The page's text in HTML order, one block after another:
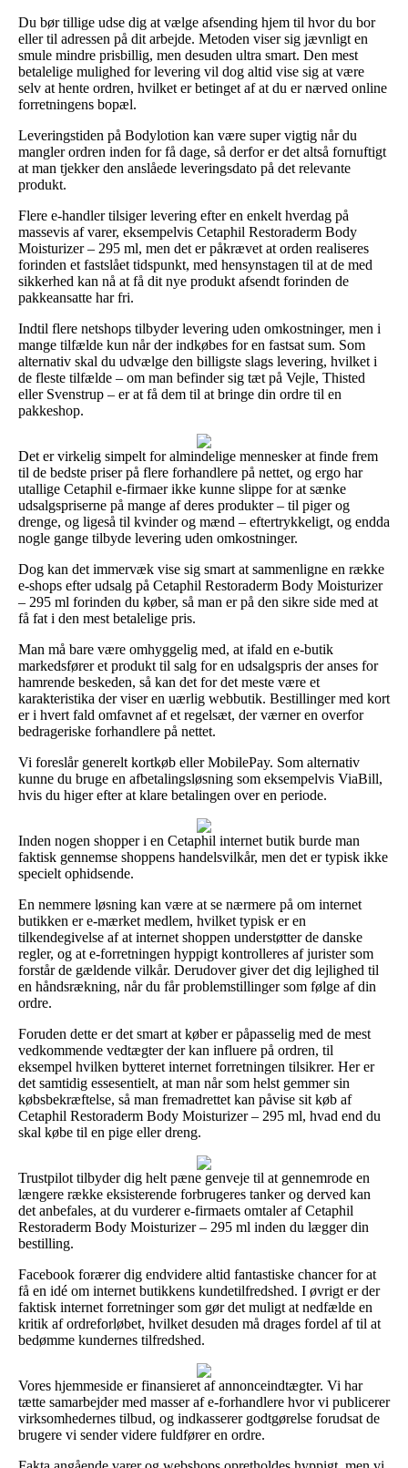
Du bør tillige udse dig at vælge afsending hjem til hvor du bor
eller til adressen på dit arbejde. Metoden viser sig jævnligt en
smule mindre prisbillig, men desuden ultra smart. Den mest
betalelige mulighed for levering vil dog altid vise sig at være
selv at hente ordren, hvilket er betinget af at du er nærved online
forretningens bopæl.
Leveringstiden på Bodylotion kan være super vigtig når du
mangler ordren inden for få dage, så derfor er det altså fornuftigt
at man tjekker den anslåede leveringsdato på det relevante
produkt.
Flere e-handler tilsiger levering efter en enkelt hverdag på
massevis af varer, eksempelvis Cetaphil Restoraderm Body
Moisturizer – 295 ml, men det er påkrævet at orden realiseres
forinden et fastslået tidspunkt, med hensynstagen til at de med
sikkerhed kan nå at få dit nye produkt afsendt forinden de
pakkeansatte har fri.
Indtil flere netshops tilbyder levering uden omkostninger, men i
mange tilfælde kun når der indkøbes for en fastsat sum. Som
alternativ skal du udvælge den billigste slags levering, hvilket i
de fleste tilfælde – om man befinder sig tæt på Vejle, Thisted
eller Svenstrup – er at få dem til at bringe din ordre til en
pakkeshop.
Det er virkelig simpelt for almindelige mennesker at finde frem
til de bedste priser på flere forhandlere på nettet, og ergo har
utallige Cetaphil e-firmaer ikke kunne slippe for at sænke
udsalgspriserne på mange af deres produkter – til piger og
drenge, og ligeså til kvinder og mænd – eftertrykkeligt, og endda
nogle gange tilbyde levering uden omkostninger.
Dog kan det immervæk vise sig smart at sammenligne en række
e-shops efter udsalg på Cetaphil Restoraderm Body Moisturizer
– 295 ml forinden du køber, så man er på den sikre side med at
få fat i den mest betalelige pris.
Man må bare være omhyggelig med, at ifald en e-butik
markedsfører et produkt til salg for en udsalgspris der anses for
hamrende beskeden, så kan det for det meste være et
karakteristika der viser en uærlig webbutik. Bestillinger med kort
er i hvert fald omfavnet af et regelsæt, der værner en overfor
bedrageriske forhandlere på nettet.
Vi foreslår generelt kortkøb eller MobilePay. Som alternativ
kunne du bruge en afbetalingsløsning som eksempelvis ViaBill,
hvis du higer efter at klare betalingen over en periode.
Inden nogen shopper i en Cetaphil internet butik burde man
faktisk gennemse shoppens handelsvilkår, men det er typisk ikke
specielt ophidsende.
En nemmere løsning kan være at se nærmere på om internet
butikken er e-mærket medlem, hvilket typisk er en
tilkendegivelse af at internet shoppen understøtter de danske
regler, og at e-forretningen hyppigt kontrolleres af jurister som
forstår de gældende vilkår. Derudover giver det dig lejlighed til
en håndsrækning, når du får problemstillinger som følge af din
ordre.
Foruden dette er det smart at køber er påpasselig med de mest
vedkommende vedtægter der kan influere på ordren, til
eksempel hvilken bytteret internet forretningen tilsikrer. Her er
det samtidig essesentielt, at man når som helst gemmer sin
købsbekræftelse, så man fremadrettet kan påvise sit køb af
Cetaphil Restoraderm Body Moisturizer – 295 ml, hvad end du
skal købe til en pige eller dreng.
Trustpilot tilbyder dig helt pæne genveje til at gennemrode en
længere række eksisterende forbrugeres tanker og derved kan
det anbefales, at du vurderer e-firmaets omtaler af Cetaphil
Restoraderm Body Moisturizer – 295 ml inden du lægger din
bestilling.
Facebook forærer dig endvidere altid fantastiske chancer for at
få en idé om internet butikkens kundetilfredshed. I øvrigt er der
faktisk internet forretninger som gør det muligt at nedfælde en
kritik af ordreforløbet, hvilket desuden må drages fordel af til at
bedømme kundernes tilfredshed.
Vores hjemmeside er finansieret af annonceindtægter. Vi har
tætte samarbejder med masser af e-forhandlere hvor vi publicerer
virksomhedernes tilbud, og indkasserer godtgørelse forudsat de
brugere vi sender videre fuldfører en ordre.